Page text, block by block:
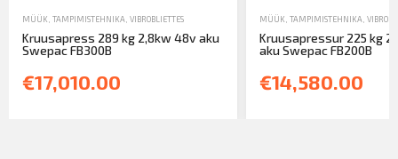
MÜÜK TAMPIMISTEHNIKA VIBROBLIETTES
Kruusapress 289 kg 2,8kw 48v aku
Swepac FB300B
€17,010.00
MÜÜK TAMPIMISTEHNIKA
Kruusapressur 225 kg
aku Swepac FB200B
€14,580.00